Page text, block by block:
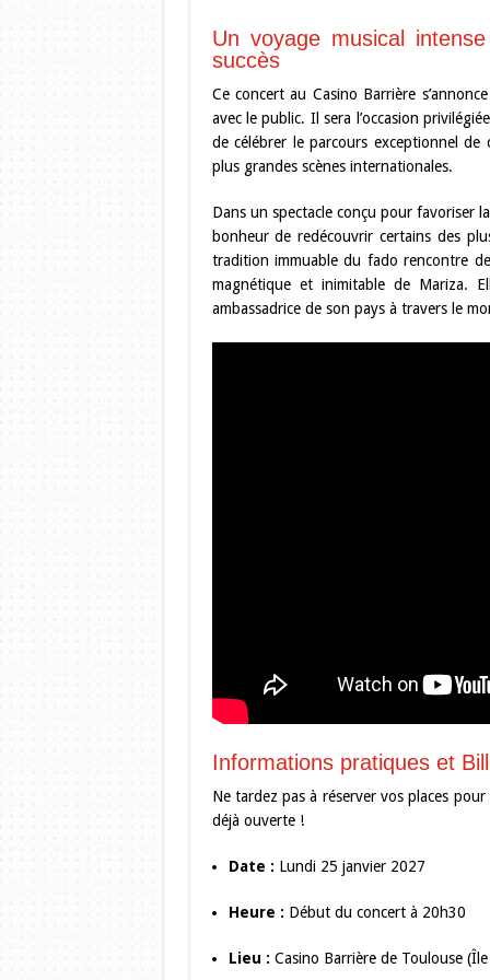
Un voyage musical
succès
Ce concert au Casino Barrière
avec le public. Il sera l’occasion
de célébrer le parcours exceptionnel
plus grandes scènes internationales.
Dans un spectacle conçu pour favoriser
bonheur de redécouvrir certains des
tradition immuable du fado rencontre
magnétique et inimitable de Mariza.
ambassadrice de son pays à travers le
Informations pratiques et
Ne tardez pas à réserver vos places
déjà ouverte !
Date : Lundi 25 janvier 2027
Heure : Début du concert à 20h30
Lieu : Casino Barrière de Toulouse